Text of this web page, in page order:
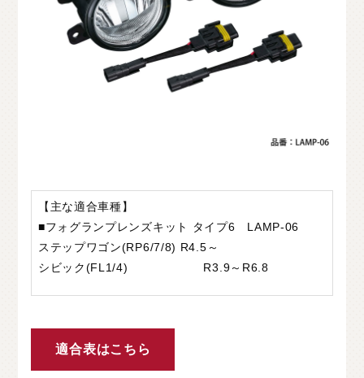
【主な適合車種】
■フォグランプレンズキット タイプ6 LAMP-06
ステップワゴン(RP6/7/8) R4.5～
シビック(FL1/4) R3.9～R6.8
適合表はこちら